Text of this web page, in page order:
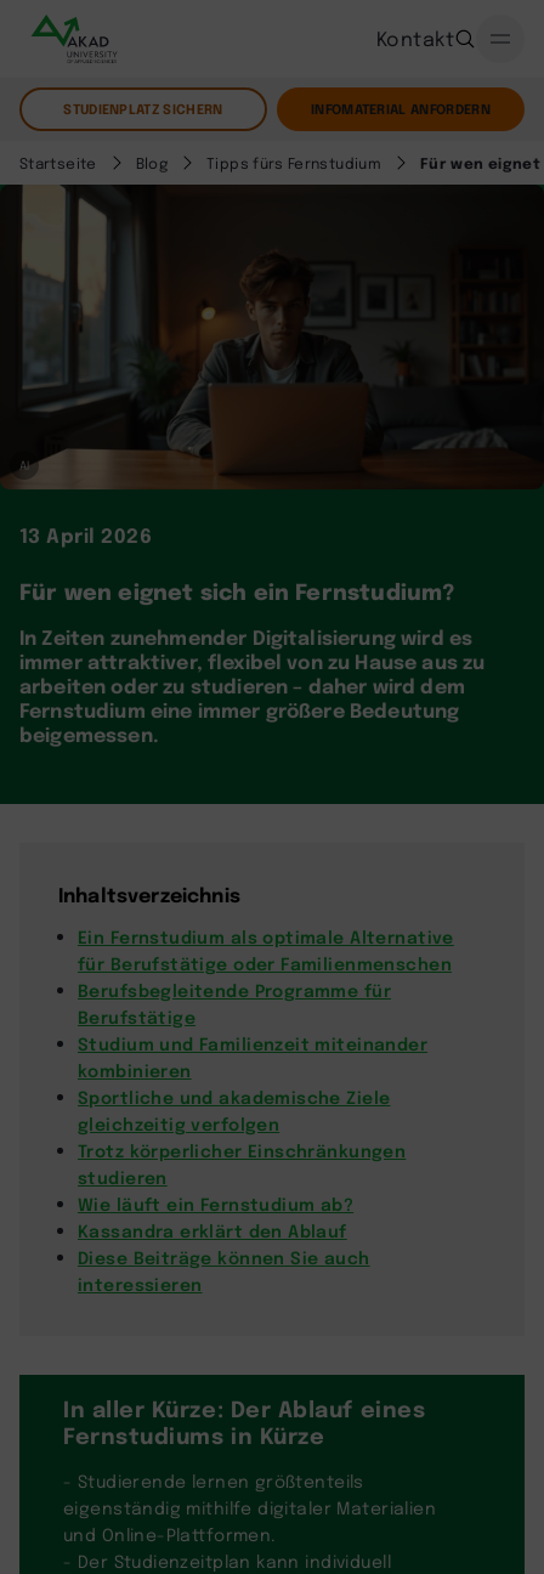
Kontakt
STUDIENPLATZ SICHERN INFOMATERIAL ANFORDERN
Startseite Blog Tipps fürs Fernstudium Für wen
AI
13 April 2026
Für wen eignet sich ein Fernstudium?
In Zeiten zunehmender Digitalisierung wird es
immer attraktiver, flexibel von zu Hause aus zu
arbeiten oder zu studieren – daher wird dem
Fernstudium eine immer größere Bedeutung
beigemessen.
Inhaltsverzeichnis
Ein Fernstudium als optimale Alternative
für Berufstätige oder Familienmenschen
Berufsbegleitende Programme für
Berufstätige
Studium und Familienzeit miteinander
kombinieren
Sportliche und akademische Ziele
gleichzeitig verfolgen
Trotz körperlicher Einschränkungen
studieren
Wie läuft ein Fernstudium ab?
Kassandra erklärt den Ablauf
Diese Beiträge können Sie auch
interessieren
In aller Kürze: Der Ablauf eines
Fernstudiums in Kürze
- Studierende lernen größtenteils
eigenständig mithilfe digitaler Materialien
und Online-Plattformen.
- Der Studienzeitplan kann individuell